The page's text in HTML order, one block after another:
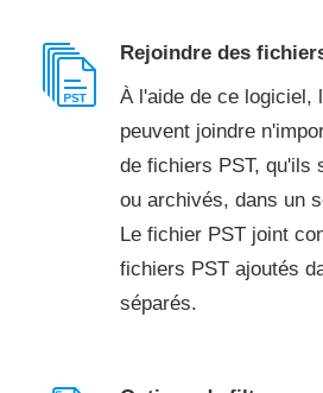
Rejoindre des
À l'aide de ce logiciel,
peuvent joindre
de fichiers PST, qu'ils
ou archivés, dans un
Le fichier PST joint
fichiers PST ajoutés
séparés.